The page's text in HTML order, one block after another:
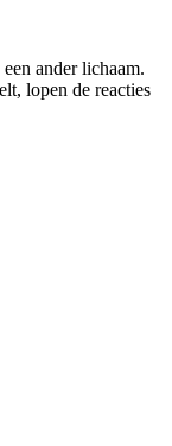
ander lichaam.
lopen de reacties